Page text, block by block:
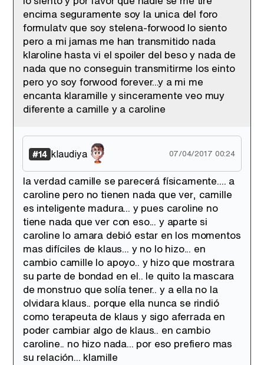
encima seguramente soy la unica del foro
formulatv que soy stelena-forwood lo siento
pero a mi jamas me han transmitido nada
klaroline hasta vi el spoiler del beso y nada de
nada que no conseguin transmitirme los einto
pero yo soy forwood forever...y a mi me
encanta klaramille y sinceramente veo muy
diferente a camille y a caroline
#14 klaudiya 07/04/2017 00:24
la verdad camille se parecerá físicamente.... a
caroline pero no tienen nada que ver, camille
es inteligente madura... y pues caroline no
tiene nada que ver con eso... y aparte si
caroline lo amara debió estar en los momentos
mas difíciles de klaus... y no lo hizo... en
cambio camille lo apoyo.. y hizo que mostrara
su parte de bondad en el.. le quito la mascara
de monstruo que solía tener.. y a ella no la
olvidara klaus.. porque ella nunca se rindió
como terapeuta de klaus y sigo aferrada en
poder cambiar algo de klaus.. en cambio
caroline.. no hizo nada... por eso prefiero mas
su relación... klamille